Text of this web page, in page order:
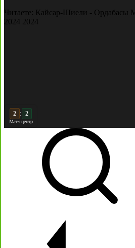
Читаете: Кайсар-Шиели - Ордабасы
2024 2024
3 : 2
Матч-центр